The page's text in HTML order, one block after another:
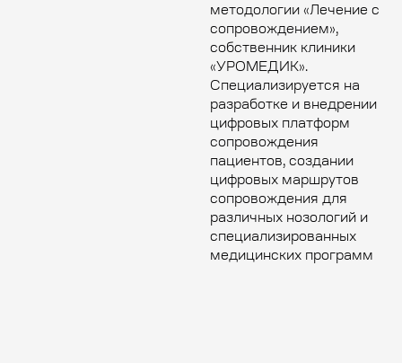
методологии «Лечение с
сопровождением»,
собственник клиники
«УРОМЕДИК».
Специализируется на
разработке и внедрении
цифровых платформ
сопровождения
пациентов, создании
цифровых маршрутов
сопровождения для
различных нозологий и
специализированных
медицинских программ